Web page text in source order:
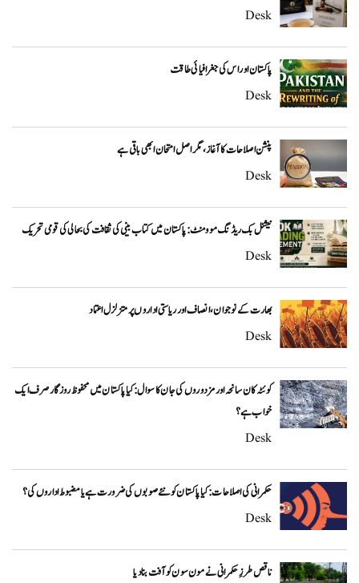
Desk
پاکستان اور اس کی جغرافیائی طاقت
Desk
پنشن اصلاحات کا آغاز، مگر اصل امتحان ابھی باقی ہے
Desk
نیشنل بک ریڈنگ موومنٹ: پاکستان میں کتاب بینی کی ثقافت کی بحالی کی قومی تحریک
Desk
بھارت کے نوجوان، انصاف اور ریاستی اداروں پر متزلزل اعتماد
Desk
کوئٹہ کان سانحہ اور مزدوروں کی جان کا سوال: کیا پاکستان میں محفوظ روزگار صرف ایک
خواب ہے؟
Desk
حکمرانی کی اصلاحات: کیا پاکستان کو نئے صوبوں کی ضرورت ہے یا مضبوط اداروں کی؟
Desk
ناقص طرزِ حکمرانی نے مون سون کو آفت بنا دیا